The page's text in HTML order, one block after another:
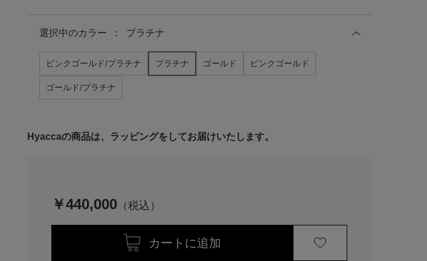
選択中のカラー ： プラチナ
ピンクゴールド/プラチナ プラチナ ゴールド ピンクゴールド
ゴールド/プラチナ
Hyaccaの商品は、ラッピングをしてお届けいたします。
￥440,000
カートに追加